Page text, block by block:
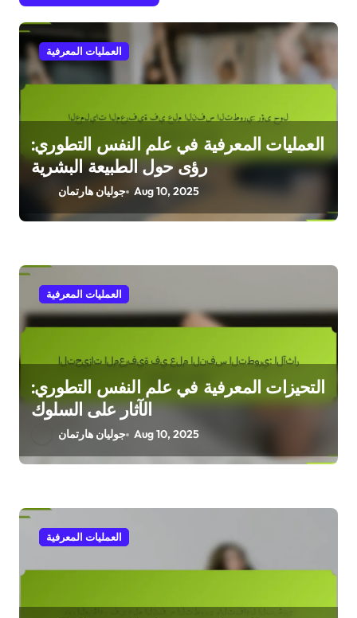
العمليات المعرفية
العمليات المعرفية في علم النفس التطوري:
رؤى حول الطبيعة البشرية
جوليان هارتمان Aug 10, 2025
العمليات المعرفية
التحيزات المعرفية في علم النفس التطوري:
الآثار على السلوك
جوليان هارتمان Aug 10, 2025
العمليات المعرفية